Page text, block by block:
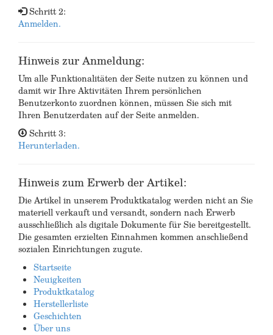
Schritt 2:
Anmelden.
Hinweis zur Anmeldung:
Um alle Funktionalitäten der Seite nutzen zu können und
damit wir Ihre Aktivitäten Ihrem persönlichen
Benutzerkonto zuordnen können, müssen Sie sich mit
Ihren Benutzerdaten auf der Seite anmelden.
Schritt 3:
Herunterladen.
Hinweis zum Erwerb der Artikel:
Die Artikel in unserem Produktkatalog werden nicht an Sie
materiell verkauft und versandt, sondern nach Erwerb
ausschließlich als digitale Dokumente für Sie bereitgestellt.
Die gesamten erzielten Einnahmen kommen anschließend
sozialen Einrichtungen zugute.
Startseite
Neuigkeiten
Produktkatalog
Herstellerliste
Geschichten
Über uns